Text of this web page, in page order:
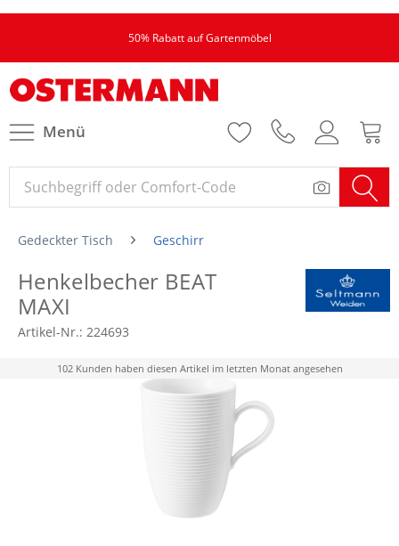
50% Rabatt auf Gartenmöbel
Menü
Gedeckter Tisch Geschirr
Henkelbecher BEAT
MAXI
Artikel-Nr.: 224693
102 Kunden haben diesen Artikel im letzten Monat angesehen